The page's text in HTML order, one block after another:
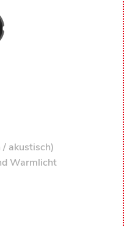
akustisch)
Warmlicht